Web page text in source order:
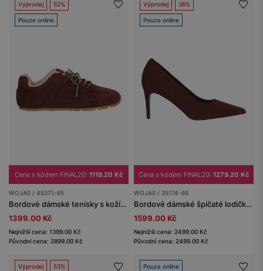
Výprodej 52%
Pouze online
Cena s kódem FINAL20: 1119.20 Kč
WOJAS / 46371-65
Bordové dámské tenisky s kožíškem
1399.00 Kč
Nejnižší cena: 1399.00 Kč
Původní cena: 2899.00 Kč
Výprodej 36%
Pouze online
Cena s kódem FINAL20: 1279.20 Kč
WOJAS / 35174-65
Bordové dámské špičaté lodičky na vysokém podpatku ze semiše
1599.00 Kč
Nejnižší cena: 2499.00 Kč
Původní cena: 2499.00 Kč
Výprodej 53% Pouze online